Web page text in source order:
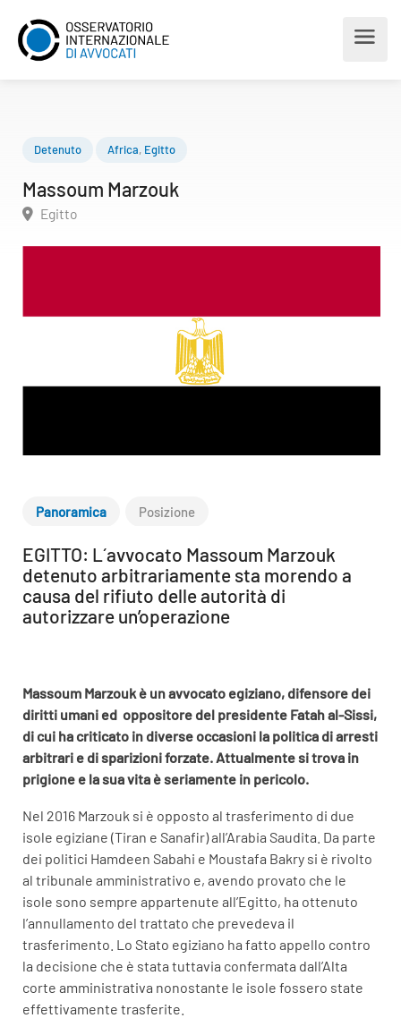
Massoum Marzouk
Panoramica Posizione
EGITTO: L´avvocato Massoum Marzouk
detenuto arbitrariamente sta morendo a
causa del rifiuto delle autorità di
autorizzare un’operazione
Massoum Marzouk è un avvocato egiziano, difensore dei
diritti umani ed oppositore del presidente Fatah al-Sissi,
di cui ha criticato in diverse occasioni la politica di arresti
arbitrari e di sparizioni forzate. Attualmente si trova in
prigione e la sua vita è seriamente in pericolo.
Nel 2016 Marzouk si è opposto al trasferimento di due
isole egiziane (Tiran e Sanafir) all’Arabia Saudita. Da parte
dei politici Hamdeen Sabahi e Moustafa Bakry si è rivolto
al tribunale amministrativo e, avendo provato che le
isole sono sempre appartenute all’Egitto, ha ottenuto
l’annullamento del trattato che prevedeva il
trasferimento. Lo Stato egiziano ha fatto appello contro
la decisione che è stata tuttavia confermata dall’Alta
corte amministrativa nonostante le isole fossero state
effettivamente trasferite.